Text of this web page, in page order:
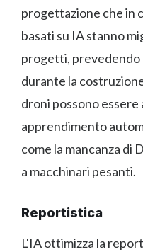
progettazione che in
basati su IA stanno
progetti, prevedendo
durante la
droni possono essere
apprendimento
come la mancanza di
a macchinari pesanti.
Reportistica
L'IA ottimizza la